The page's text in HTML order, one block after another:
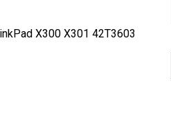
X300 X301 42T3603